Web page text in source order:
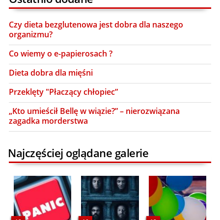
Czy dieta bezglutenowa jest dobra dla naszego
organizmu?
Co wiemy o e-papierosach ?
Dieta dobra dla mięśni
Przeklęty "Płaczący chłopiec”
„Kto umieścił Bellę w wiązie?” – nierozwiązana
zagadka morderstwa
Najczęściej oglądane galerie